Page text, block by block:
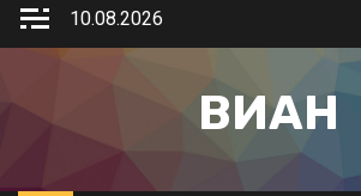
10.08.2026
ВИАН